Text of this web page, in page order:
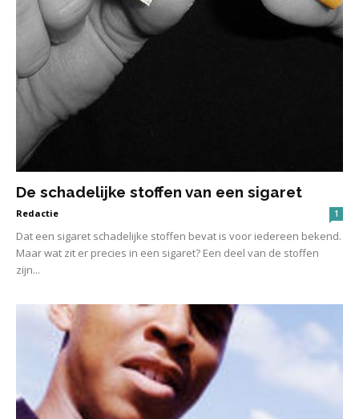
De schadelijke stoffen van een sigaret
Redactie 1
Dat een sigaret schadelijke stoffen bevat is voor iedereen bekend.
Maar wat zit er precies in een sigaret? Een deel van de stoffen
zijn...